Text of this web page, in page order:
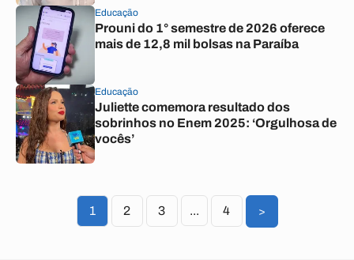
Educação
Prouni do 1° semestre de 2026 oferece
mais de 12,8 mil bolsas na Paraíba
Educação
Juliette comemora resultado dos
sobrinhos no Enem 2025: ‘Orgulhosa de
vocês’
1 2 3 ... 4 >